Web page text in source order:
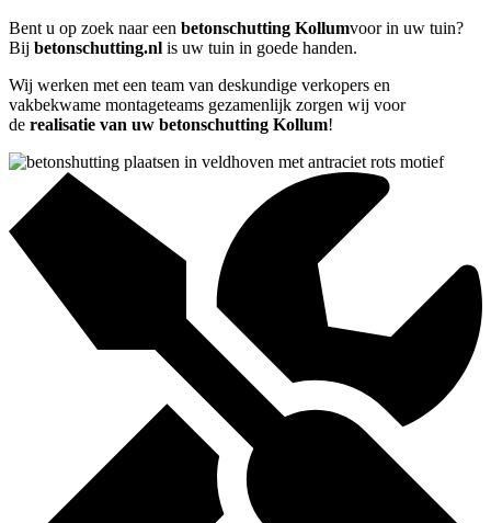
Bent u op zoek naar een betonschutting Kollumvoor in uw tuin?
Bij betonschutting.nl is uw tuin in goede handen.
Wij werken met een team van deskundige verkopers en
vakbekwame montageteams gezamenlijk zorgen wij voor
de realisatie van uw betonschutting Kollum!